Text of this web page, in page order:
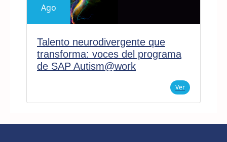
Ago
Talento neurodivergente que
transforma: voces del programa
de SAP Autism@work
Ver